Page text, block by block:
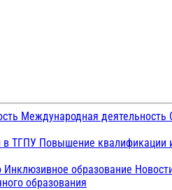
Международная деятельность
в ТГПУ Повышение квалификации
Инклюзивное образование
образования